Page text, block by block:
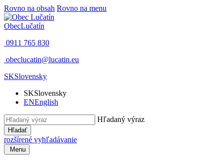
Rovno na obsah Rovno na menu
ObecLučatín
0911 765 830
obeclucatin@lucatin.eu
SKSlovensky
SKSlovensky
ENEnglish
Hľadaný výraz
Hľadať
rozšírené vyhľadávanie
Menu